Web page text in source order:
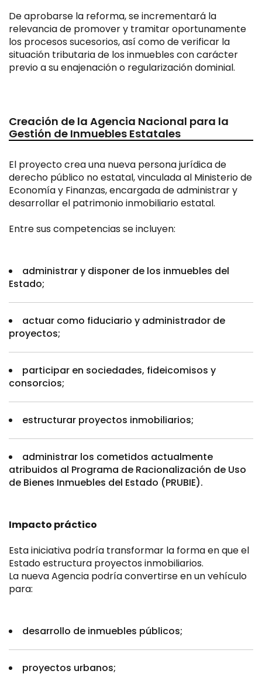
De aprobarse la reforma, se incrementará la
relevancia de promover y tramitar oportunamente
los procesos sucesorios, así como de verificar la
situación tributaria de los inmuebles con carácter
previo a su enajenación o regularización dominial.
Creación de la Agencia Nacional para la
Gestión de Inmuebles Estatales
El proyecto crea una nueva persona jurídica de
derecho público no estatal, vinculada al Ministerio de
Economía y Finanzas, encargada de administrar y
desarrollar el patrimonio inmobiliario estatal.
Entre sus competencias se incluyen:
administrar y disponer de los inmuebles del
Estado;
actuar como fiduciario y administrador de
proyectos;
participar en sociedades, fideicomisos y
consorcios;
estructurar proyectos inmobiliarios;
administrar los cometidos actualmente
atribuidos al Programa de Racionalización de Uso
de Bienes Inmuebles del Estado (PRUBIE).
Impacto práctico
Esta iniciativa podría transformar la forma en que el
Estado estructura proyectos inmobiliarios.
La nueva Agencia podría convertirse en un vehículo
para:
desarrollo de inmuebles públicos;
proyectos urbanos;